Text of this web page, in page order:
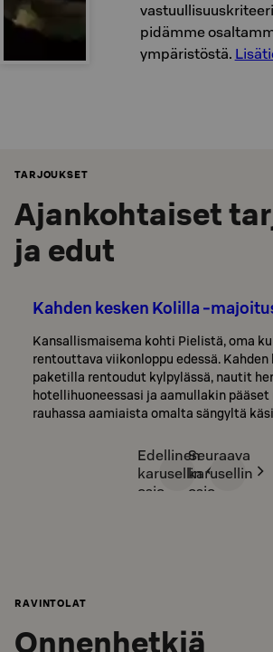
pidämme
ympäristöstä.
TARJOUKSET
Ajankohtaiset
ja edut
Kahden kesken Kolilla -
Kansallismaisema kohti Pielistä, oma
rentouttava viikonloppu edessä.
paketilla rentoudut kylpylässä, nautit
hotellihuoneessasi ja aamullakin
rauhassa aamiaista omalta sängyltä
Edellinen
karusellin
osio
Seuraava
karusellin
osio
RAVINTOLAT
Onnenhetkiä